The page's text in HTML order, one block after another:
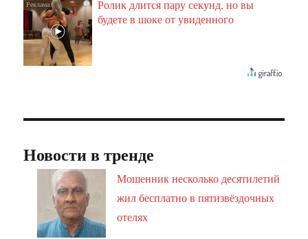
i
Ролик длится пару секунд, но вы
будете в шоке от увиденного
Новости в тренде
Мошенник несколько десятилетий
жил бесплатно в пятизвёздочных
отелях